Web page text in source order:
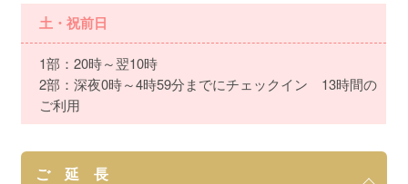
土・祝前日
1部：20時～翌10時
2部：深夜0時～4時59分までにチェックイン 13時間の
ご利用
ご 延 長